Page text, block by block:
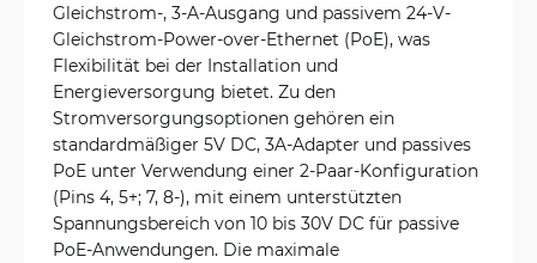
Gleichstrom-, 3-A-Ausgang und passivem 24-V-
Gleichstrom-Power-over-Ethernet (PoE), was
Flexibilität bei der Installation und
Energieversorgung bietet. Zu den
Stromversorgungsoptionen gehören ein
standardmäßiger 5V DC, 3A-Adapter und passives
PoE unter Verwendung einer 2-Paar-Konfiguration
(Pins 4, 5+; 7, 8-), mit einem unterstützten
Spannungsbereich von 10 bis 30V DC für passive
PoE-Anwendungen. Die maximale